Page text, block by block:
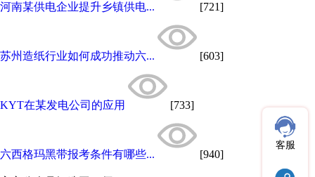
河南某供电企业提升乡镇供电... [721]
苏州造纸行业如何成功推动六... [603]
KYT在某发电公司的应用 [733]
六西格玛黑带报考条件有哪些... [940]
客服